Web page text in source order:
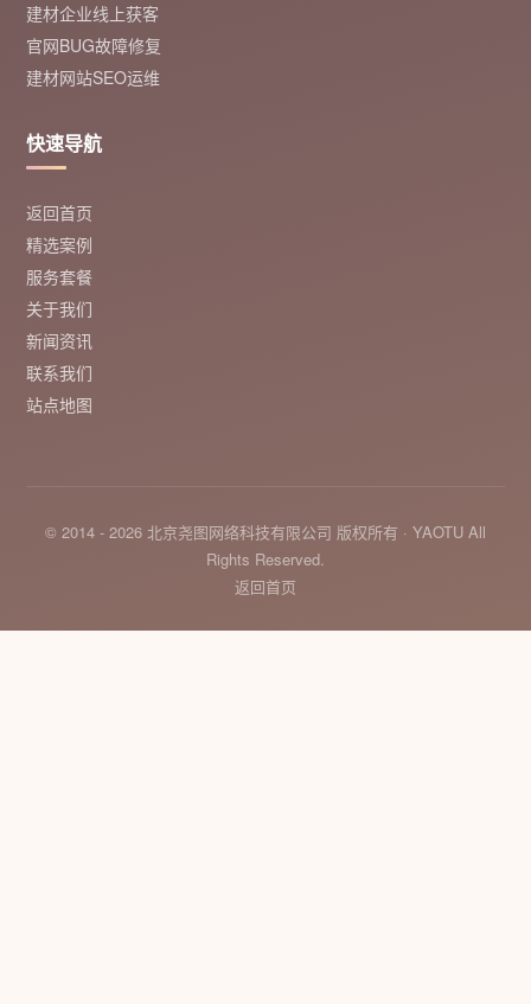
建材企业线上获客
官网BUG故障修复
建材网站SEO运维
快速导航
返回首页
精选案例
服务套餐
关于我们
新闻资讯
联系我们
站点地图
© 2014 - 2026 北京尧图网络科技有限公司 版权所有 · YAOTU All
Rights Reserved.
返回首页